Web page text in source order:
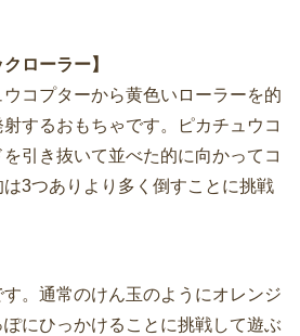
ローラー】
コプターから黄色いローラーを的
射するおもちゃです。ピカチュウコ
引き抜いて並べた的に向かってコ
3つありより多く倒すことに挑戦
。通常のけん玉のようにオレンジ
にひっかけることに挑戦して遊ぶ